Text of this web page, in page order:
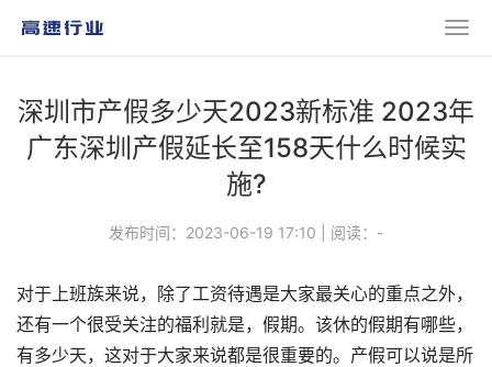
深圳市产假多少天2023新标准 2023年
广东深圳产假延长至158天什么时候实
施?
发布时间：2023-06-19 17:10 阅读： -
对于上班族来说，除了工资待遇是大家最关心的重点之外，
还有一个很受关注的福利就是，假期。该休的假期有哪些，
有多少天，这对于大家来说都是很重要的。产假可以说是所